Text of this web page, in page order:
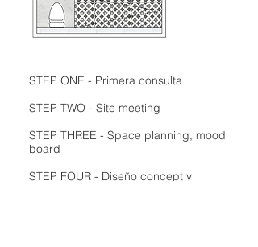
STEP ONE - Primera consulta
STEP TWO - Site meeting
STEP THREE - Space planning, mood
board
STEP FOUR - Diseño concept y